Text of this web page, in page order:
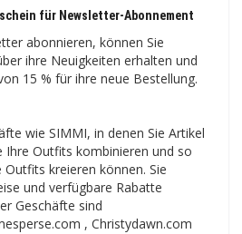
für Newsletter-Abonnement
abonnieren, können Sie
ihre Neuigkeiten erhalten und
15 % für ihre neue Bestellung.
wie SIMMI, in denen Sie Artikel
Ihre Outfits kombinieren und so
kreieren können. Sie
und verfügbare Rabatte
Geschäfte sind
, Christydawn.com